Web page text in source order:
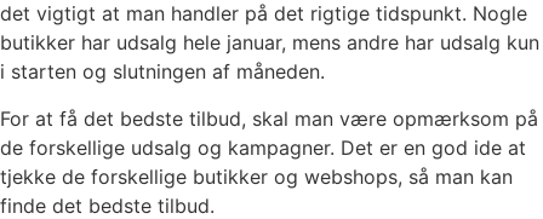
det vigtigt at man handler på det rigtige tidspunkt. Nogle
butikker har udsalg hele januar, mens andre har udsalg kun
i starten og slutningen af måneden.
For at få det bedste tilbud, skal man være opmærksom på
de forskellige udsalg og kampagner. Det er en god ide at
tjekke de forskellige butikker og webshops, så man kan
finde det bedste tilbud.